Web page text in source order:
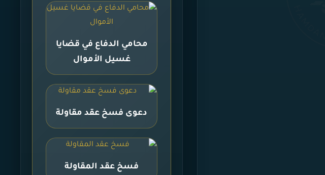
محامي الدفاع في قضايا
غسيل الأموال
دعوى فسخ عقد مقاولة
فسخ عقد المقاولة